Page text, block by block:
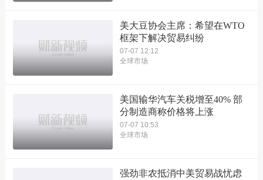
美大豆协会主席：希望在WTO
框架下解决贸易纠纷
07-07 12:12
全球市场
美国输华汽车关税增至40% 部
分制造商称价格将上涨
07-07 10:53
全球市场
强劲非农抵消中美贸易战忧虑